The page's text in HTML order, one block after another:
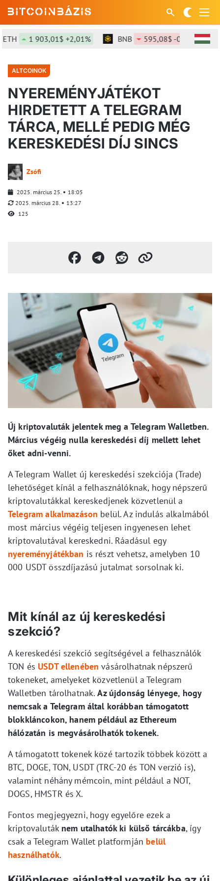
1 903,01$ +2,01% BNB 595,08$ -0,49%
ALTCOINOK
NYEREMÉNYJÁTÉKOT
HIRDETETT A TELEGRAM
TÁRCA, MELLÉ PEDIG MÉG
KERESKEDÉSI DÍJ SINCS
Zsófi
2025. március 25.
18:05
2025. március 28.
13:27
125
Új kriptovaluták jelentek meg a Telegram Walletben.
Március végéig nulla kereskedési díj mellett lehet
őket adni-venni.
A Telegram Wallet új kereskedési szekciója (Trade)
lehetőséget kínál a felhasználóknak, hogy népszerű
kriptovalutákkal kereskedjenek közvetlenül a
Telegram alkalmazáson belül. Az indulás alkalmából
most március végéig teljesen ingyenesen lehet
kriptovalutával kereskedni. Ráadásul egy
nyereményjátékban is részt vehetsz, amelyben 10
000 USDT összdíjazású jutalmat sorsolnak ki.
Mit kínál az új kereskedési
szekció?
A kereskedési szekció segítségével a felhasználók
TON és USDT ellenében vásárolhatnak népszerű
tokeneket, amelyeket közvetlenül a Telegram
Walletben tárolhatnak.Az újdonság lényege, hogy
nemcsak a Telegram által korábban támogatott
blokkláncokon, hanem például az Ethereum
hálózatán is megvásárolhatók tokenek.
A támogatott tokenek közé tartozik többek között a
BTC, DOGE, TON, USDT (TRC-20 és TON verzió is),
valamint néhány mémcoin, mint például a NOT,
DOGS, HMSTR és X.
Fontos megjegyezni, hogy egyelőre ezek a
kriptovaluták nem utalhatók ki külső tárcákba, így
csak a Telegram Wallet platformján belül
használhatók.